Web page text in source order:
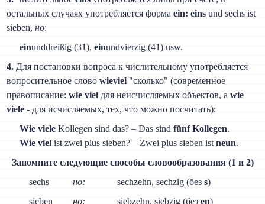
остальных случаях употребляется формаein: eins und sechs ist
sieben,но:
einunddreißig (31), einundvierzig (41) usw.
4. Для постановки вопроса к числительному употребляется
вопросительное словоwieviel "сколько" (современное
правописание:wie viel для неисчисляемых объектов, аwie
viele - для исчисляемых, тех, что можно посчитать):
Wie vieleKollegen sind das? – Das sind fünf Kollegen.
Wie vielist zwei plus sieben? – Zwei plus sieben ist neun.
Запомните следующие способы словообразования (1 и 2)
sechs
но: sechzehn, sechzig (без s)
sieben
но: siebzehn, siebzig (без en)